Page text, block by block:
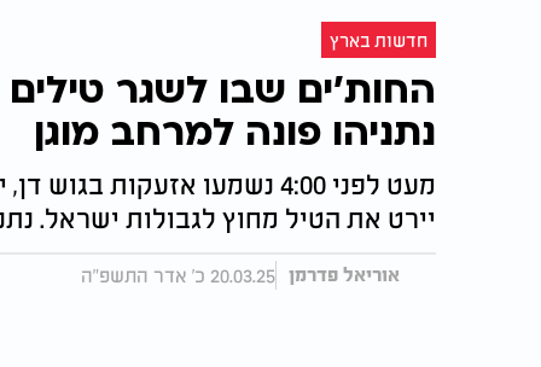
חדשות בארץ
החות'ים שבו לשגר
נתניהו פונה למרחב מוגן
מעט לפני 4:00 נשמעו אזעקות
יירט את הטיל מחוץ לגבולות ישראל.
אוריאל פדרמן 20.03.25 כ' אדר התשפ"ה